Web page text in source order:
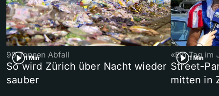
1 Min
90 Tonnen Abfall
So wird Zürich über Nacht wieder
sauber
1 Min
«Ein Tag im
Street-
mitten in